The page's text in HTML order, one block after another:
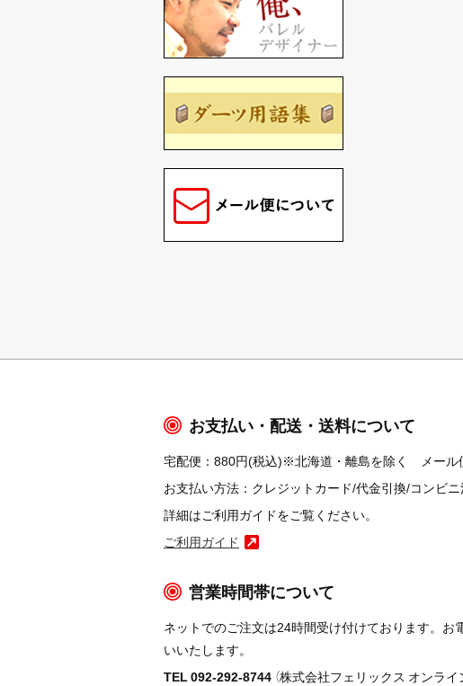
お支払い・配送・送料について
宅配便：880円(税込)※北海道・離島を除く メール
お支払い方法：クレジットカード/代金引換/コンビ
詳細はご利用ガイドをご覧ください。
ご利用ガイド
営業時間帯について
ネットでのご注文は24時間受け付けております。
いいたします。
TEL 092-292-8744 （株式会社フェリックス オンライ